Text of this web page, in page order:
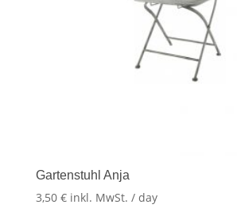
Gartenstuhl Anja
3,50 € inkl. MwSt. / day